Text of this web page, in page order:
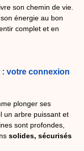
son chemin de vie.
énergie au bon
complet et en
: votre connexion
plonger ses
un arbre puissant et
sont profondes,
solides, sécurisés